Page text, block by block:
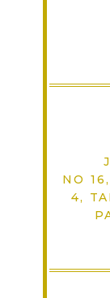
NO
4,